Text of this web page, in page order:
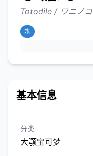
Totodile / ワニノコ
水
基本信息
分类
大颚宝可梦